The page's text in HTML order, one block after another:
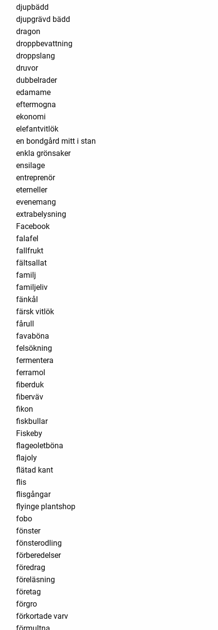
djupbädd
djupgrävd bädd
dragon
droppbevattning
droppslang
druvor
dubbelrader
edamame
eftermogna
ekonomi
elefantvitlök
en bondgård mitt i stan
enkla grönsaker
ensilage
entreprenör
eterneller
evenemang
extrabelysning
Facebook
falafel
fallfrukt
fältsallat
familj
familjeliv
fänkål
färsk vitlök
fårull
favaböna
felsökning
fermentera
ferramol
fiberduk
fiberväv
fikon
fiskbullar
Fiskeby
flageoletböna
flajoly
flätad kant
flis
flisgångar
flyinge plantshop
fobo
fönster
fönsterodling
förberedelser
föredrag
föreläsning
företag
förgro
förkortade varv